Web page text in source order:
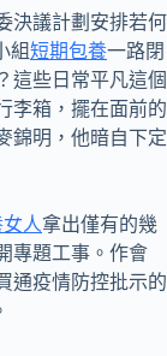
決議計劃安排若何
組短期包養一路閉
這些日常平凡這個
李箱，擺在面前的
錦明，他暗自下定
人拿出僅有的幾
專題工事。作會
通疫情防控批示的